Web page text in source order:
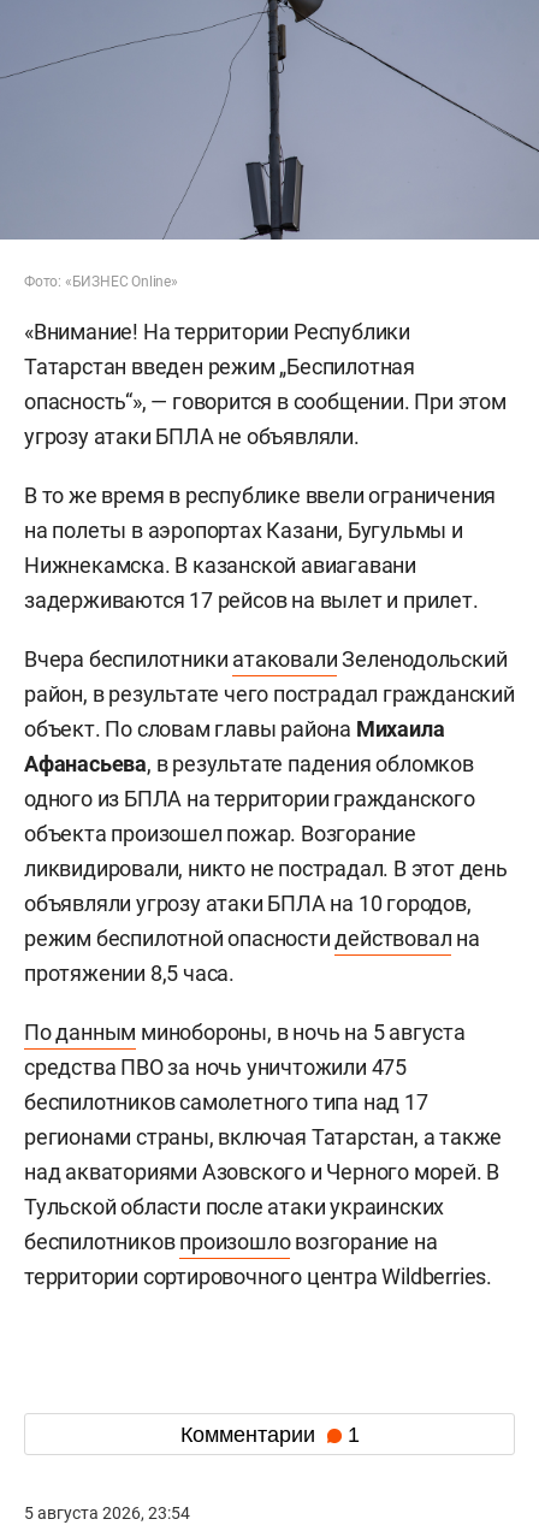
Фото: «БИЗНЕС Online»
«Внимание! На территории Республики
Татарстан введен режим „Беспилотная
опасность“», — говорится в сообщении. При этом
угрозу атаки БПЛА не объявляли.
В то же время в республике ввели ограничения
на полеты в аэропортах Казани, Бугульмы и
Нижнекамска. В казанской авиагавани
задерживаются 17 рейсов на вылет и прилет.
Вчера беспилотники атаковалиЗеленодольский
район, в результате чего пострадал гражданский
объект. По словам главы района Михаила
Афанасьева, в результате падения обломков
одного из БПЛА на территории гражданского
объекта произошел пожар. Возгорание
ликвидировали, никто не пострадал. В этот день
объявляли угрозу атаки БПЛА на 10 городов,
режим беспилотной опасностидействовал на
протяжении 8,5 часа.
По данным минобороны, в ночь на 5 августа
средства ПВО за ночь уничтожили 475
беспилотников самолетного типа над 17
регионами страны, включая Татарстан, а также
над акваториями Азовского и Черного морей. В
Тульской области после атаки украинских
беспилотниковпроизошловозгорание на
территории сортировочного центра Wildberries.
Комментарии 1
5 августа 2026, 23:54